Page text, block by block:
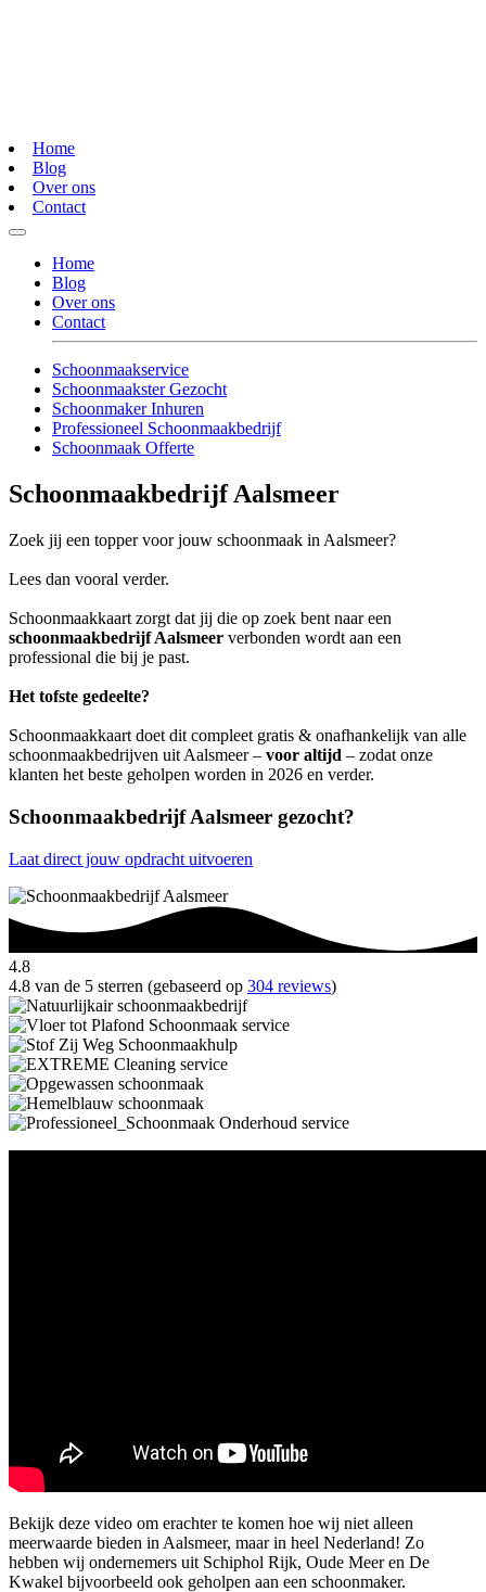
Home
Blog
Over ons
Contact
Home
Blog
Over ons
Contact
Schoonmaakservice
Schoonmaakster Gezocht
Schoonmaker Inhuren
Professioneel Schoonmaakbedrijf
Schoonmaak Offerte
Schoonmaakbedrijf Aalsmeer
Zoek jij een topper voor jouw schoonmaak in Aalsmeer?
Lees dan vooral verder.
Schoonmaakkaart zorgt dat jij die op zoek bent naar een
schoonmaakbedrijf Aalsmeer verbonden wordt aan een
professional die bij je past.
Het tofste gedeelte?
Schoonmaakkaart doet dit compleet gratis & onafhankelijk van alle
schoonmaakbedrijven uit Aalsmeer – voor altijd – zodat onze
klanten het beste geholpen worden in 2026 en verder.
Schoonmaakbedrijf Aalsmeer gezocht?
Laat direct jouw opdracht uitvoeren
4.8
4.8 van de 5 sterren (gebaseerd op 304 reviews)
Bekijk deze video om erachter te komen hoe wij niet alleen
meerwaarde bieden in Aalsmeer, maar in heel Nederland! Zo
hebben wij ondernemers uit Schiphol Rijk, Oude Meer en De
Kwakel bijvoorbeeld ook geholpen aan een schoonmaker.